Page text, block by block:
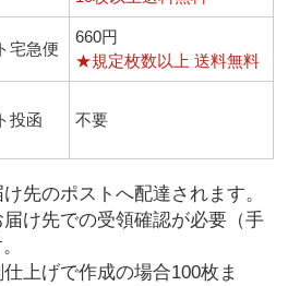
宅急便
660円
★規定枚数以上 送料無料
投函 不要
先のポストへ配達されます。
け先での受領確認が必要（手
上げで作成の場合100枚ま